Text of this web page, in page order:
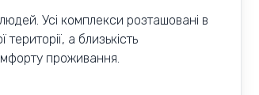
Усі комплекси розташовані в
а близькість
проживання.